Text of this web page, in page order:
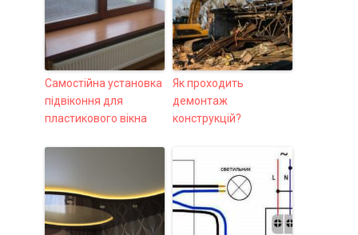
Самостійна установка
підвіконня для
пластикового вікна
Як проходить
демонтаж
конструкцій?